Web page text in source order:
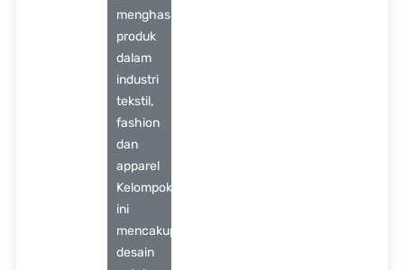
menghasilkan
produk
dalam
industri
tekstil,
fashion
dan
apparel
Kelompok
ini
mencakup:
desain